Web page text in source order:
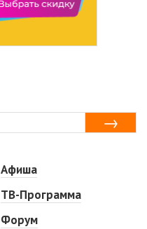
Афиша
ТВ-Программа
Форум